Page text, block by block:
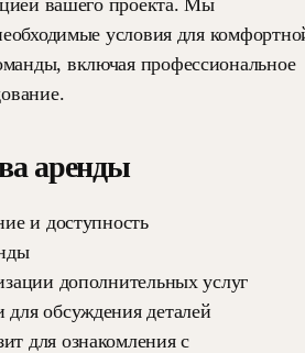
вашего проекта. Мы
условия для
включая профессиональное
аренды
и доступность
дополнительных услуг
обсуждения деталей
для ознакомления с